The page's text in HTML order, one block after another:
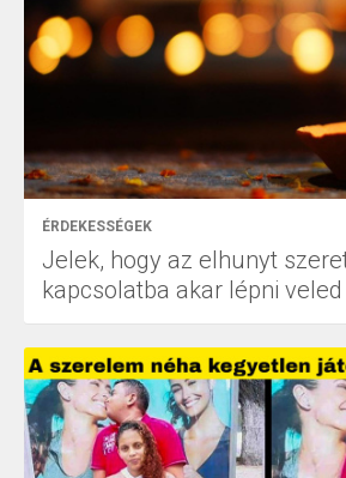
ÉRDEKESSÉGEK
Jelek, hogy az elhunyt
kapcsolatba akar lépni veled